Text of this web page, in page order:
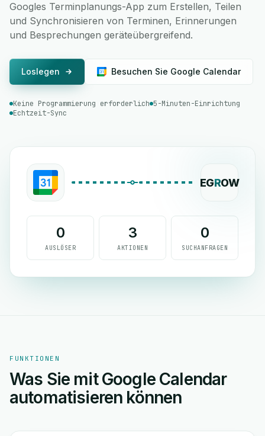
Googles Terminplanungs-App zum Erstellen, Teilen
und Synchronisieren von Terminen, Erinnerungen
und Besprechungen geräteübergreifend.
Loslegen Besuchen Sie Google Calendar
Keine Programmierung erforderlich 5-Minuten-Einrichtung
Echtzeit-Sync
EGROW
0
AUSLÖSER
3
AKTIONEN
0
SUCHANFRAGEN
FUNKTIONEN
Was Sie mit Google Calendar
automatisieren können